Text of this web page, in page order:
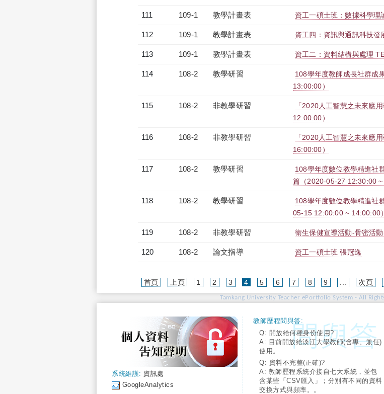
111 109-1 教學計畫表 資工一碩士班：數據科學
112 109-1 教學計畫表 資工四：資訊與通訊科技發
113 109-1 教學計畫表 資工二：資料結構與處理
114 108-2 教學研習
108學年度教師成長社群成
13:00:00）
115 108-2 非教學研習
「2020人工智慧之未來應
12:00:00）
116 108-2 非教學研習
「2020人工智慧之未來應
16:00:00）
117 108-2 教學研習
108學年度數位教學精進社
篇（2020-05-27 12:30:00 ~
118 108-2 教學研習
108學年度數位教學精進社
05-15 12:00:00 ~ 14:00:00）
119 108-2 非教學研習 衛生保健宣導活動-骨密活
120 108-2 論文指導 資工一碩士班 張冠逸
首頁 上頁 1 2 3 4(current)
5 6 7 8 9 次頁
Tamkang University Teacher ePortfolio System - All
系統維護: 資訊處
GoogleAnalytics
教師歷程問與答:
Q: 開放給何種身份使用?
A: 目前開放給淡江大學教師(含專、兼任)
使用。
Q: 資料不完整(正確)?
A: 教師歷程系統介接自七大系統，並包
含某些「CSV匯入」；分別有不同的資料
交換方式與頻率。。